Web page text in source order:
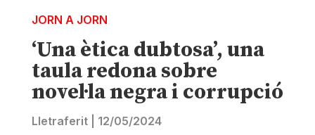
JORN A JORN
‘Una ètica dubtosa’, una
taula redona sobre
novel·la negra i corrupció
Lletraferit| 12/05/2024